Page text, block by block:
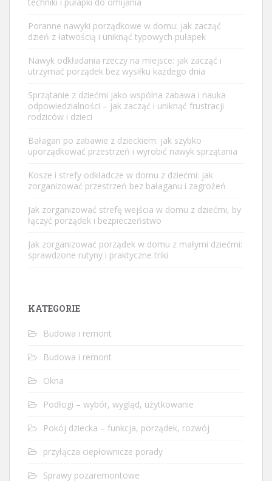
Poranne nawyki porządkowe w domu: jak zacząć
dzień z łatwością i uniknąć typowych pułapek
Nawyk odkładania rzeczy na miejsce: jak zacząć i
utrzymać porządek bez wysiłku każdego dnia
Sprzątanie z dziećmi jako wspólna zabawa i nauka
odpowiedzialności – jak zacząć i uniknąć frustracji
rodziców i dzieci
Bałagan po zabawie z dzieckiem: jak szybko
uporządkować przestrzeń i wyrobić nawyk sprzątania
Kosze i strefy odkładcze w domu z dziećmi: jak
zorganizować przestrzeń bez bałaganu i zagrożeń
Jak zorganizować strefę wejścia w domu z dziećmi, by
łączyć porządek i bezpieczeństwo
Jak zorganizować porządek w domu z małymi dziećmi:
sprawdzone rutyny i praktyczne triki
KATEGORIE
Budowa i remont
Budowa i remont
Okna
Podłogi – wybór, wygląd, użytkowanie
Pokój dziecka – funkcja, porządek, rozwój
przyłącza ciepłownicze porady
Sprawy pozaremontowe